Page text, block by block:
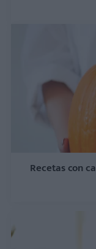
Recetas con